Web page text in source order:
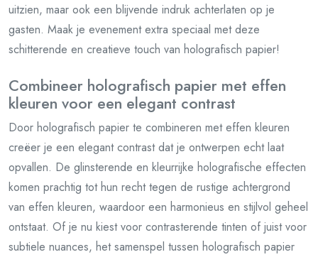
uitzien, maar ook een blijvende indruk achterlaten op je
gasten. Maak je evenement extra speciaal met deze
schitterende en creatieve touch van holografisch papier!
Combineer holografisch papier met effen
kleuren voor een elegant contrast
Door holografisch papier te combineren met effen kleuren
creëer je een elegant contrast dat je ontwerpen echt laat
opvallen. De glinsterende en kleurrijke holografische effecten
komen prachtig tot hun recht tegen de rustige achtergrond
van effen kleuren, waardoor een harmonieus en stijlvol geheel
ontstaat. Of je nu kiest voor contrasterende tinten of juist voor
subtiele nuances, het samenspel tussen holografisch papier